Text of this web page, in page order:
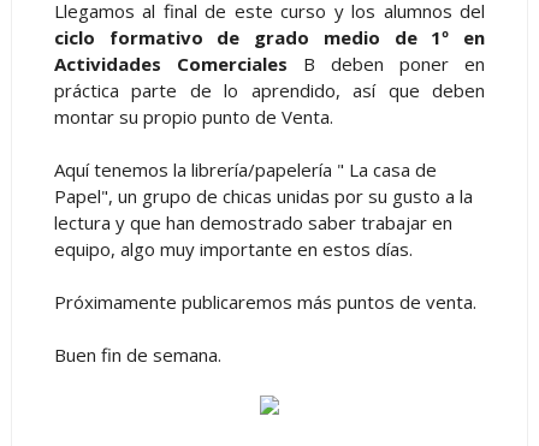
Llegamos al final de este curso y los alumnos del
ciclo formativo de grado medio de 1º en
Actividades Comerciales B deben poner en
práctica parte de lo aprendido, así que deben
montar su propio punto de Venta.
Aquí tenemos la librería/papelería " La casa de
Papel", un grupo de chicas unidas por su gusto a la
lectura y que han demostrado saber trabajar en
equipo, algo muy importante en estos días.
Próximamente publicaremos más puntos de venta.
Buen fin de semana.